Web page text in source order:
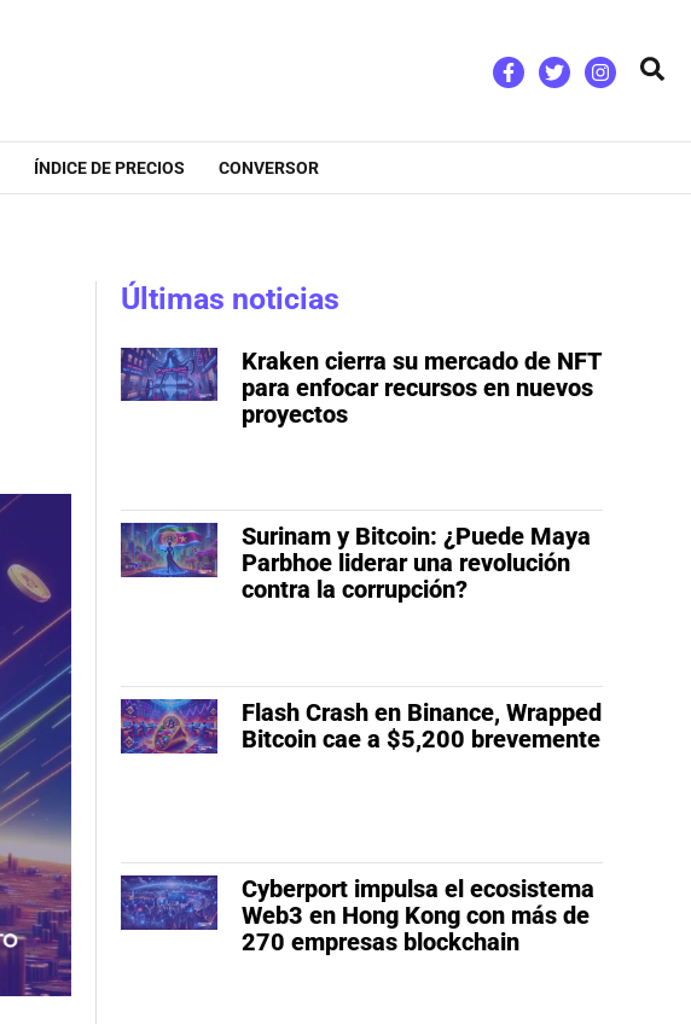
ÍNDICE DE PRECIOS CONVERSOR
Últimas noticias
Kraken cierra su mercado de NFT
para enfocar recursos en nuevos
proyectos
Surinam y Bitcoin: ¿Puede Maya
Parbhoe liderar una revolución
contra la corrupción?
Flash Crash en Binance, Wrapped
Bitcoin cae a $5,200 brevemente
Cyberport impulsa el ecosistema
Web3 en Hong Kong con más de
270 empresas blockchain